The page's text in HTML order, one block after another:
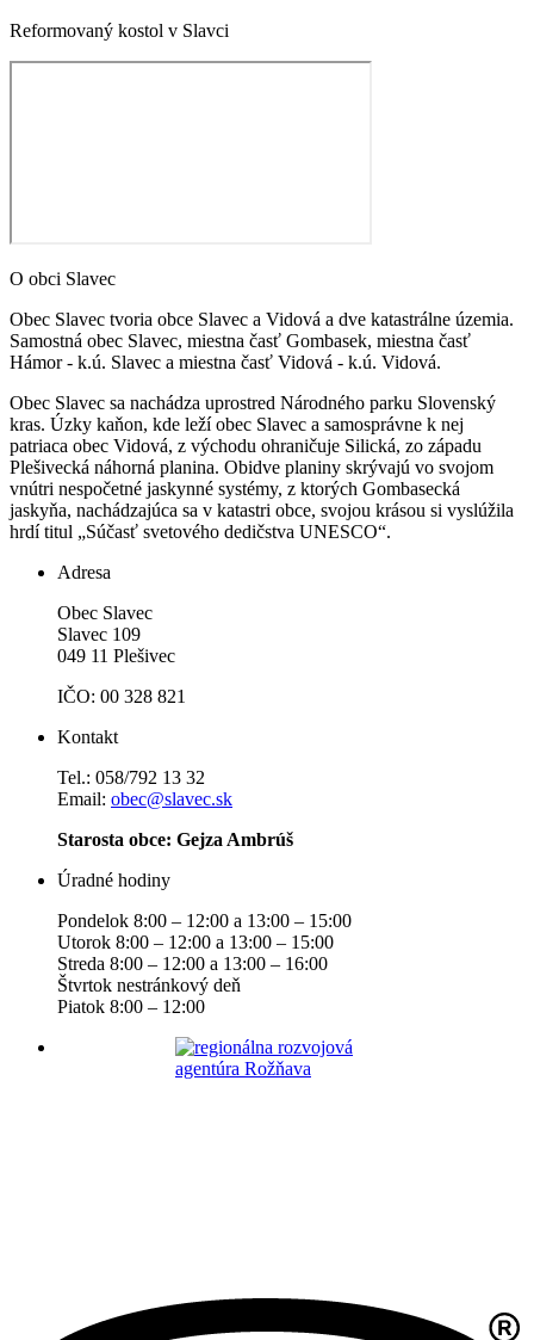
Reformovaný kostol v Slavci
O obci Slavec
Obec Slavec tvoria obce Slavec a Vidová a dve katastrálne územia.
Samostná obec Slavec, miestna časť Gombasek, miestna časť
Hámor - k.ú. Slavec a miestna časť Vidová - k.ú. Vidová.
Obec Slavec sa nachádza uprostred Národného parku Slovenský
kras. Úzky kaňon, kde leží obec Slavec a samosprávne k nej
patriaca obec Vidová, z východu ohraničuje Silická, zo západu
Plešivecká náhorná planina. Obidve planiny skrývajú vo svojom
vnútri nespočetné jaskynné systémy, z ktorých Gombasecká
jaskyňa, nachádzajúca sa v katastri obce, svojou krásou si vyslúžila
hrdí titul „Súčasť svetového dedičstva UNESCO“.
Adresa
Obec Slavec
Slavec 109
049 11 Plešivec
IČO: 00 328 821
Kontakt
Tel.: 058/792 13 32
Email: obec@slavec.sk
Starosta obce: Gejza Ambrúš
Úradné hodiny
Pondelok 8:00 – 12:00 a 13:00 – 15:00
Utorok 8:00 – 12:00 a 13:00 – 15:00
Streda 8:00 – 12:00 a 13:00 – 16:00
Štvrtok nestránkový deň
Piatok 8:00 – 12:00